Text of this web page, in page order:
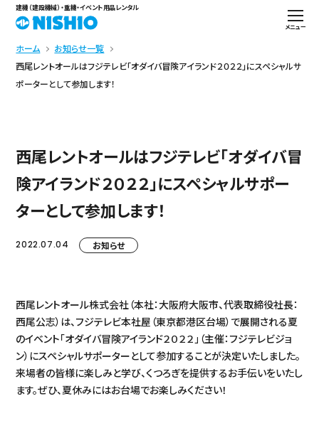
建機（建設機械）・重機・イベント用品レンタル
メニュー
ホーム
お知らせ一覧
西尾レントオールはフジテレビ「オダイバ冒険アイランド２０２２」にスペシャルサ
ポーターとして参加します！
西尾レントオールはフジテレビ「オダイバ冒
険アイランド２０２２」にスペシャルサポー
ターとして参加します！
2022.07.04 お知らせ
西尾レントオール株式会社（本社：大阪府大阪市、代表取締役社長：
西尾公志）は、フジテレビ本社屋（東京都港区台場）で展開される夏
のイベント「オダイバ冒険アイランド２０２２」（主催：フジテレビジョ
ン）にスペシャルサポーターとして参加することが決定いたしました。
来場者の皆様に楽しみと学び、くつろぎを提供するお手伝いをいたし
ます。ぜひ、夏休みにはお台場でお楽しみください！